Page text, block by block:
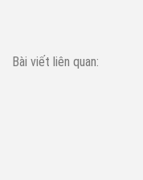
Bài viết liên quan: